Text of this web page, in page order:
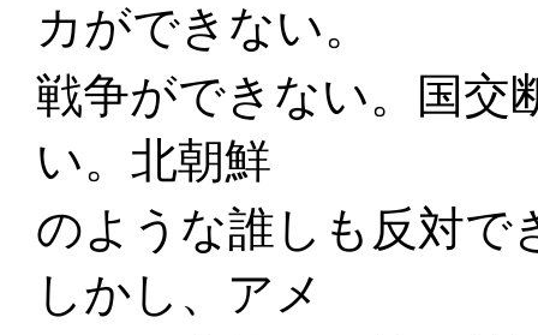
カができない。
戦争ができない。国交
い。北朝鮮
のような誰しも反対で
しかし、アメ